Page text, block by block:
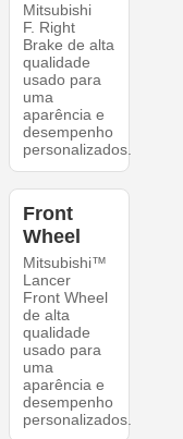
Mitsubishi
F. Right
Brake de alta
qualidade
usado para
uma
aparência e
desempenho
personalizados.
Front
Wheel
Mitsubishi™
Lancer
Front Wheel
de alta
qualidade
usado para
uma
aparência e
desempenho
personalizados.